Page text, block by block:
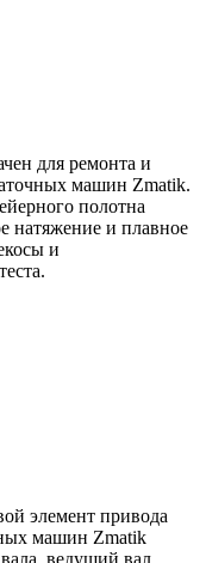
для ремонта и
машин Zmatik.
полотна
натяжение и плавное
и
элемент привода
машин Zmatik
ведущий вал